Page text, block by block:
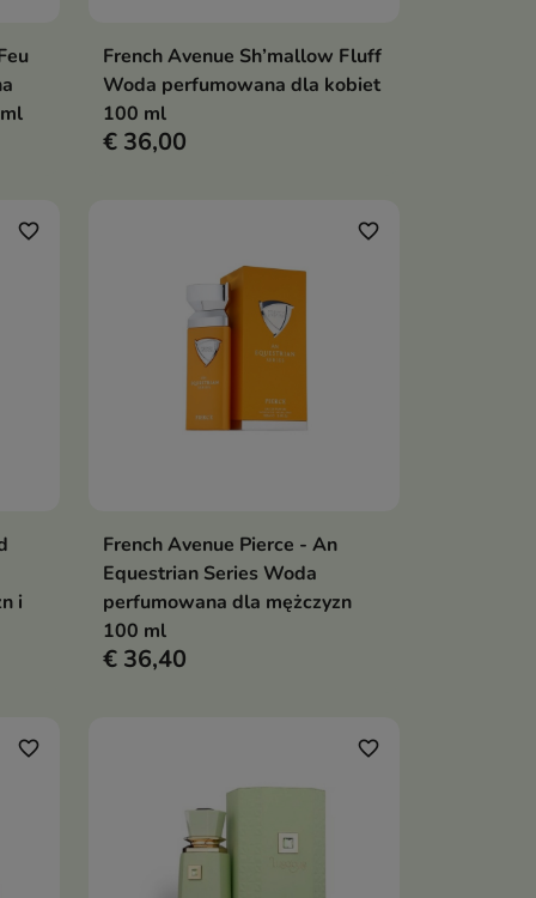
In winkelwagen
French Avenue Sh’mallow Fluff
Woda perfumowana dla kobiet
100 ml
€ 36,00
favorite_border
i
In winkelwagen
favorite_border
French Avenue Pierce - An
Equestrian Series Woda
perfumowana dla mężczyzn
100 ml
€ 36,40
favorite_border favorite_border